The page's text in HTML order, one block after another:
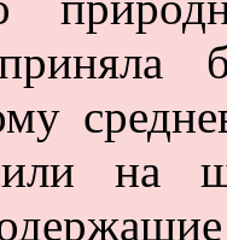
на